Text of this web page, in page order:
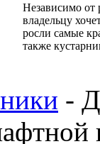
Независимо от
владельцу
росли самые
также
-